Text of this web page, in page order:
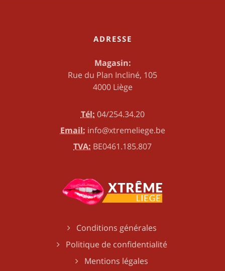
ADRESSE
Magasin:
Rue du Plan Incliné, 105
4000 Liège
Tél: 04/254.34.20
Email: info@xtremeliege.be
TVA: BE0461.185.807
Conditions générales
Politique de confidentialité
Mentions légales